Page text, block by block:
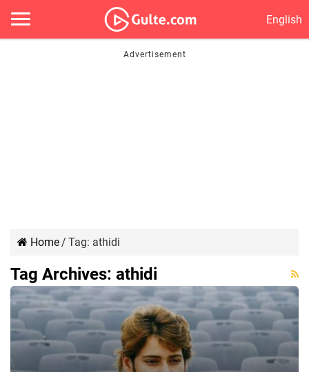
English
Home/ Tag: athidi
Tag Archives: athidi